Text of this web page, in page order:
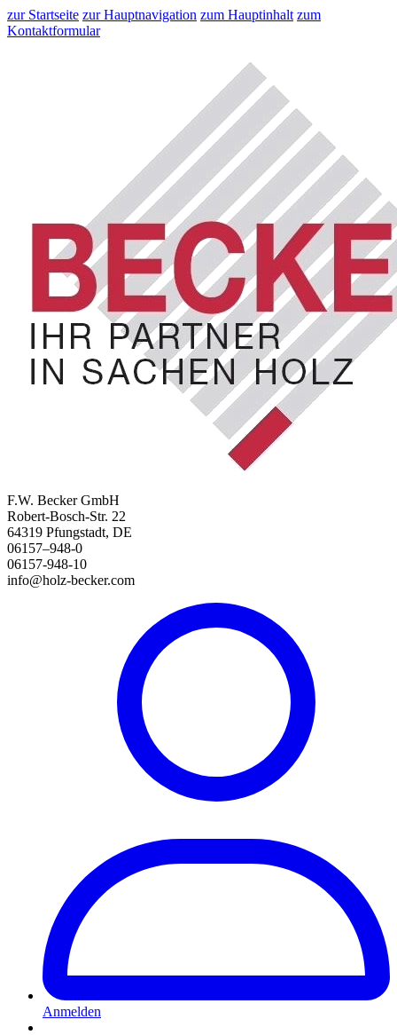
zur Startseite zur Hauptnavigation zum Hauptinhalt zum
Kontaktformular
F.W. Becker GmbH
Robert-Bosch-Str. 22
64319 Pfungstadt, DE
06157–948-0
06157-948-10
info@holz-becker.com
Anmelden